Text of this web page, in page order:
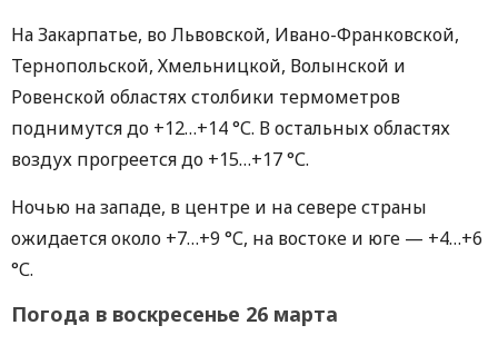
На Закарпатье, во Львовской, Ивано-Франковской,
Тернопольской, Хмельницкой, Волынской и
Ровенской областях столбики термометров
поднимутся до +12…+14 °С. В остальных областях
воздух прогреется до +15…+17 °С.
Ночью на западе, в центре и на севере страны
ожидается около +7…+9 °С, на востоке и юге — +4…+6
°С.
Погода в воскресенье 26 марта